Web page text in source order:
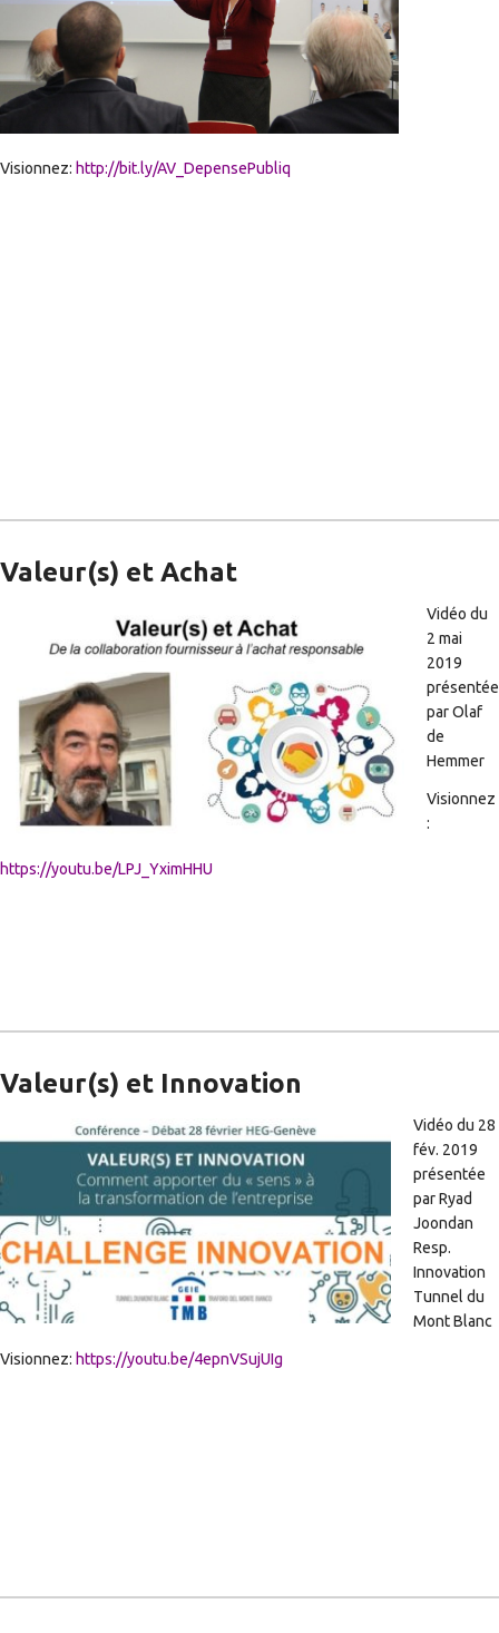
Visionnez: http://bit.ly/AV_DepensePubliq
Valeur(s) et Achat
Vidéo du
2 mai
2019
présentée
par Olaf
de
Hemmer
Visionnez
:
https://youtu.be/LPJ_YximHHU
Valeur(s) et Innovation
Vidéo du 28
fév. 2019
présentée
par Ryad
Joondan
Resp.
Innovation
Tunnel du
Mont Blanc
Visionnez: https://youtu.be/4epnVSujUIg